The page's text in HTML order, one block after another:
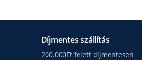
Díjmentes szállítás
200.000Ft felett díjmentesen